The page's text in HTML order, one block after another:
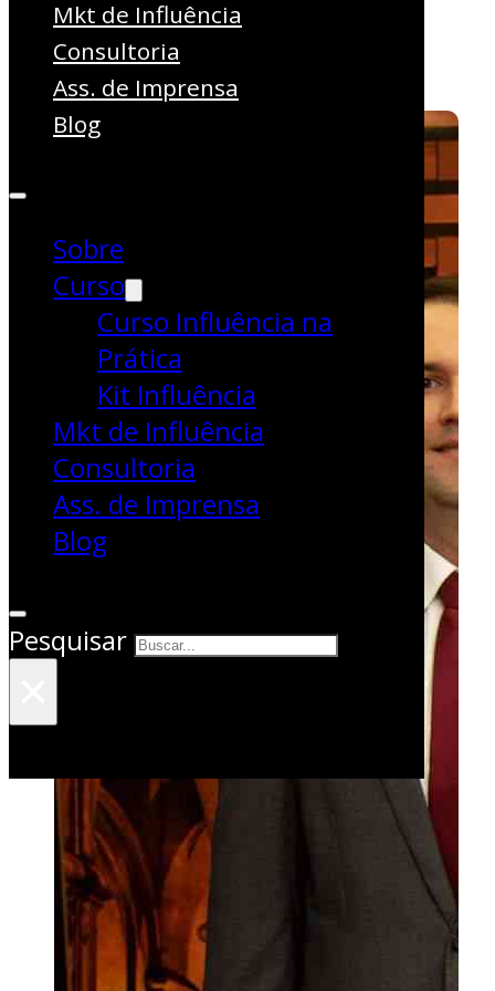
Mkt de Influência
Consultoria
Ass. de Imprensa
Blog
Sobre
Curso
Curso Influência na
Prática
Kit Influência
Mkt de Influência
Consultoria
Ass. de Imprensa
Blog
Pesquisar
expansão
Sem categoria